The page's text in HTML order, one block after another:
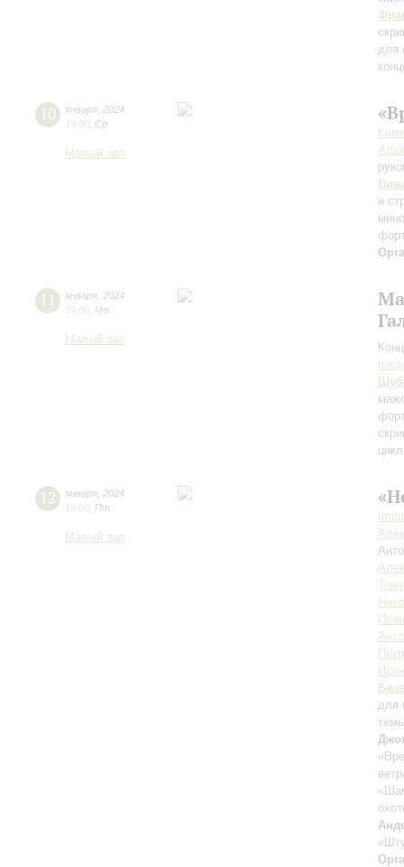
для
10 января 2024
19:00 Ср
Малый зал
и
11 января 2024
19:00 Чт
Малый зал
12 января 2024
19:00 Пт
Малый зал
Бизе
для